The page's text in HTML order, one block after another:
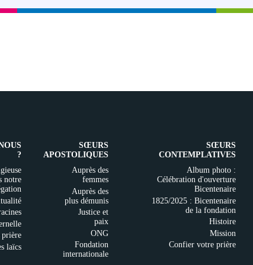
?
notre
prière
laïcs
SŒURS
APOSTOLIQUES
Auprès des
femmes
Auprès des
plus démunis
Justice et
paix
ONG
Fondation
internationale
SŒURS
CONTEMPLATIVES
Album photo :
Célébration d'ouverture
Bicentenaire
1825/2025 : Bicentenaire
de la fondation
Histoire
Mission
Confier votre prière